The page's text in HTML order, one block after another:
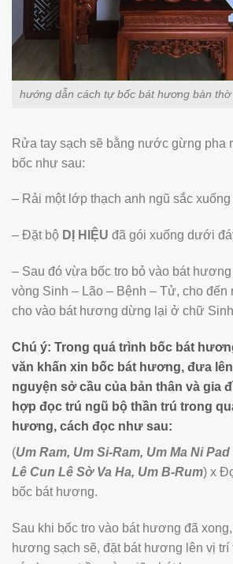
hướng dẫn cách tự bốc bát hương bàn
Rửa tay sạch sẽ bằng nước gừng pha
bốc như sau:
– Rải một lớp thạch anh ngũ sắc
– Đặt bộ DỊ HIỆU đã gói xuống dưới
– Sau đó vừa bốc tro bỏ vào bát
vòng Sinh – Lão – Bệnh – Tử, cho đến
cho vào bát hương dừng lại ở chữ
Chú ý: Trong quá trình bốc bát
văn khấn xin bốc bát hương, đưa
nguyện sở cầu của bản thân và gia
hợp đọc trú ngũ bộ thần trú trong
hương, cách đọc như sau:
(Um Ram, Um Si-Ram, Um Ma Ni
Lê Cun Lê Sờ Va Ha, Um B-Rum) x
bốc bát hương.
Sau khi bốc tro vào bát hương đã
hương sạch sẽ, đặt bát hương lên vị trí